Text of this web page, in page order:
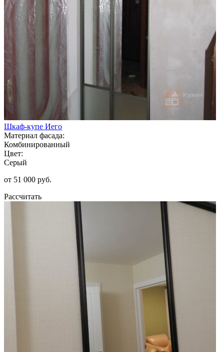
Шкаф-купе Иего
Материал фасада:
Комбинированный
Цвет:
Серый
от 51 000 руб.
Рассчитать